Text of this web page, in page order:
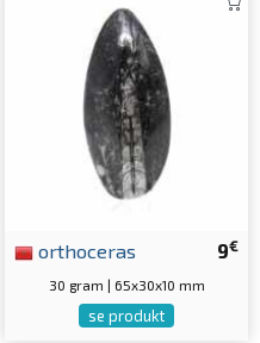
9€
orthoceras
30 gram | 65x30x10 mm
se produkt